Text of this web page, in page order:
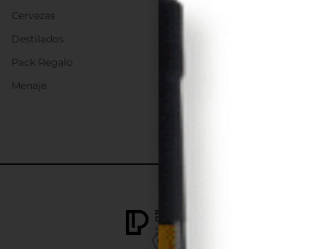
Cervezas
Destilados
Pack Regalo
Menaje